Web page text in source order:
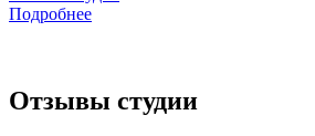
Подробнее
Отзывы студии